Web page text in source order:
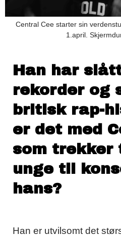
Central Cee starter sin
1.april.
Han har
rekorder og
britisk rap-
er det med
som trekker
unge til
hans?
Han er utvilsomt det